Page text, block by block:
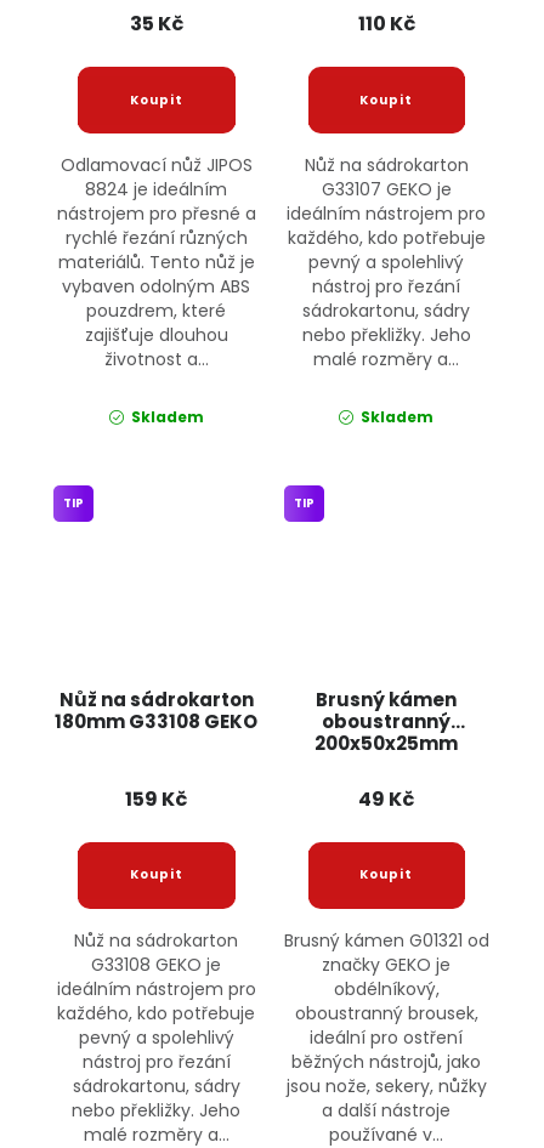
35 Kč
Odlamovací nůž JIPOS
8824 je ideálním
nástrojem pro přesné a
rychlé řezání různých
materiálů. Tento nůž je
vybaven odolným ABS
pouzdrem, které
zajišťuje dlouhou
životnost a...
Skladem
110 Kč
Nůž na sádrokarton
G33107 GEKO je
ideálním nástrojem pro
každého, kdo potřebuje
pevný a spolehlivý
nástroj pro řezání
sádrokartonu, sádry
nebo překližky. Jeho
malé rozměry a...
Skladem
Nůž na sádrokarton
180mm G33108 GEKO
TIP
159 Kč
Nůž na sádrokarton
G33108 GEKO je
ideálním nástrojem pro
každého, kdo potřebuje
pevný a spolehlivý
nástroj pro řezání
sádrokartonu, sádry
nebo překližky. Jeho
malé rozměry a...
Brusný kámen
oboustranný
200x50x25mm
TIP
49 Kč
Brusný kámen G01321 od
značky GEKO je
obdélníkový,
oboustranný brousek,
ideální pro ostření
běžných nástrojů, jako
jsou nože, sekery, nůžky
a další nástroje
používané v...